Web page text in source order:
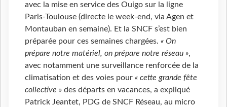
avec la mise en service des Ouigo sur la ligne
Paris-Toulouse (directe le week-end, via Agen et
Montauban en semaine). Et la SNCF s’est bien
préparée pour ces semaines chargées. « On
prépare notre matériel, on prépare notre réseau »,
avec notamment une surveillance renforcée de la
climatisation et des voies pour « cette grande fête
collective » des départs en vacances, a expliqué
Patrick Jeantet, PDG de SNCF Réseau, au micro